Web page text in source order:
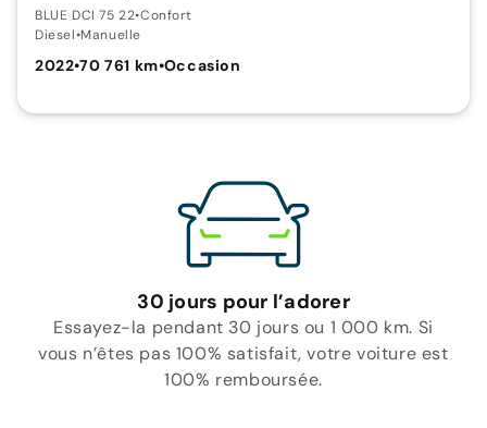
BLUE DCI 75 22•Confort
Diesel•Manuelle
2022•70 761 km•Occasion
30 jours pour l’adorer
Essayez-la pendant 30 jours ou 1 000 km. Si
vous n’êtes pas 100% satisfait, votre voiture est
100% remboursée.